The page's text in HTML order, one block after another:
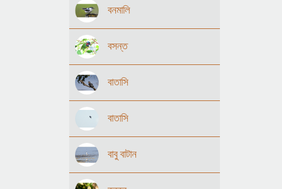
বনমালি
বসন্ত
বাতাসি
বাতাসি
বাবু বাটান